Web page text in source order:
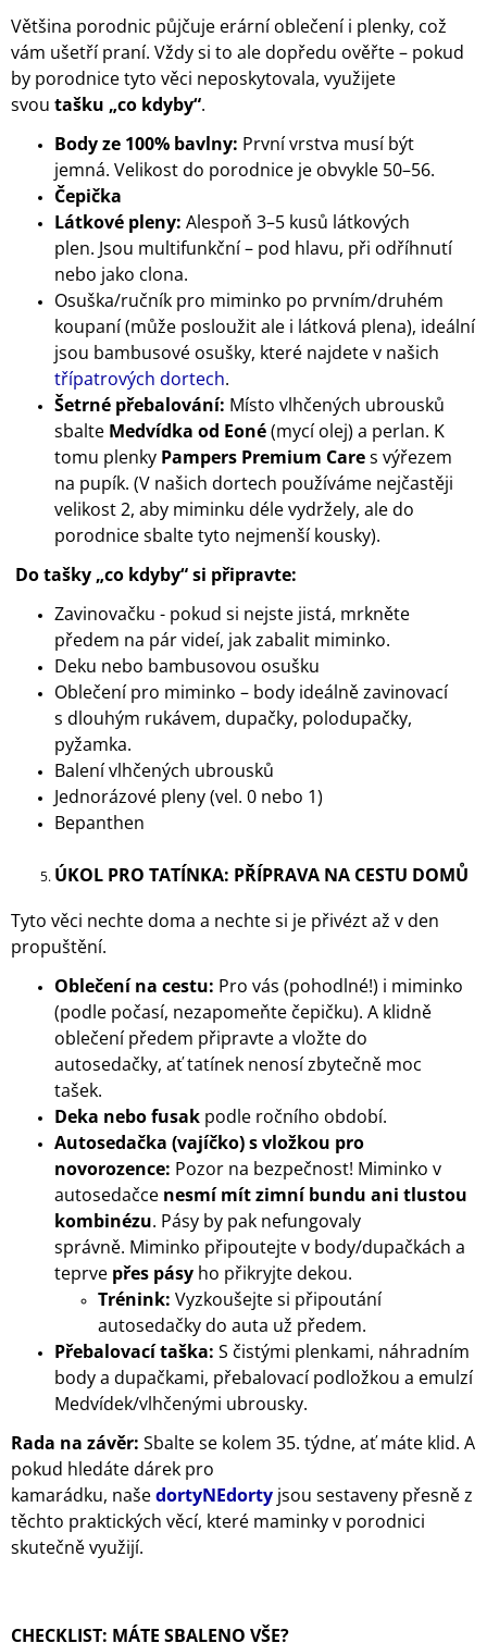
Většina porodnic půjčuje erární oblečení i plenky, což
vám ušetří praní. Vždy si to ale dopředu ověřte – pokud
by porodnice tyto věci neposkytovala, využijete
svou tašku „co kdyby“.
Body ze 100% bavlny: První vrstva musí být
jemná. Velikost do porodnice je obvykle 50–56.
Čepička
Látkové pleny: Alespoň 3–5 kusů látkových
plen. Jsou multifunkční – pod hlavu, při odříhnutí
nebo jako clona.
Osuška/ručník pro miminko po prvním/druhém
koupaní (může posloužit ale i látková plena), ideální
jsou bambusové osušky, které najdete v našich
třípatrových dortech.
Šetrné přebalování: Místo vlhčených ubrousků
sbalte Medvídka od Eoné(mycí olej) a perlan. K
tomu plenky Pampers Premium Cares výřezem
na pupík. (V našich dortech používáme nejčastěji
velikost 2, aby miminku déle vydržely, ale do
porodnice sbalte tyto nejmenší kousky).
Do tašky „co kdyby“ si připravte:
Zavinovačku - pokud si nejste jistá, mrkněte
předem na pár videí, jak zabalit miminko.
Deku nebo bambusovou osušku
Oblečení pro miminko – body ideálně zavinovací
s dlouhým rukávem, dupačky, polodupačky,
pyžamka.
Balení vlhčených ubrousků
Jednorázové pleny (vel. 0 nebo 1)
Bepanthen
ÚKOL PRO TATÍNKA: PŘÍPRAVA NA CESTU DOMŮ
Tyto věci nechte doma a nechte si je přivézt až v den
propuštění.
Oblečení na cestu: Pro vás (pohodlné!) i miminko
(podle počasí, nezapomeňte čepičku). A klidně
oblečení předem připravte a vložte do
autosedačky, ať tatínek nenosí zbytečně moc
tašek.
Deka nebo fusak podle ročního období.
Autosedačka (vajíčko) s vložkou pro
novorozence: Pozor na bezpečnost! Miminko v
autosedačce nesmí mít zimní bundu ani tlustou
kombinézu. Pásy by pak nefungovaly
správně. Miminko připoutejte v body/dupačkách a
teprve přes pásy ho přikryjte dekou.
Trénink: Vyzkoušejte si připoutání
autosedačky do auta už předem.
Přebalovací taška: S čistými plenkami, náhradním
body a dupačkami, přebalovací podložkou a emulzí
Medvídek/vlhčenými ubrousky.
Rada na závěr: Sbalte se kolem 35. týdne, ať máte klid. A
pokud hledáte dárek pro
kamarádku, našedortyNEdorty jsou sestaveny přesně z
těchto praktických věcí, které maminky v porodnici
skutečně využijí.
CHECKLIST: MÁTE SBALENO VŠE?